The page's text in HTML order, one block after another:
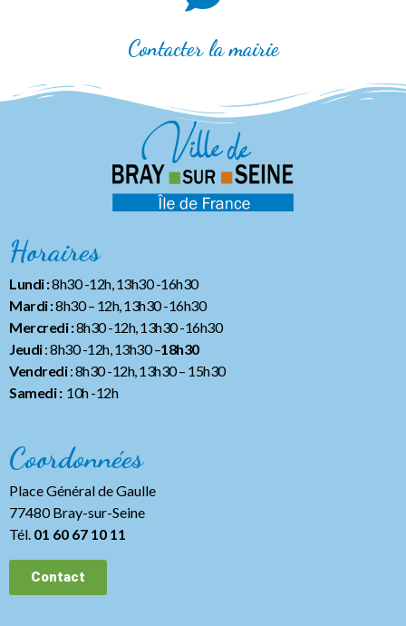
Contacter la mairie
Horaires
Lundi :8h30 -12h, 13h30 -16h30
Mardi :8h30 – 12h, 13h30 -16h30
Mercredi :8h30 -12h, 13h30 -16h30
Jeudi: 8h30 -12h, 13h30 –18h30
Vendredi: 8h30 -12h, 13h30– 15h30
Samedi :10h -12h
Coordonnées
Place Général de Gaulle
77480 Bray-sur-Seine
Tél. 01 60 67 10 11
Contact